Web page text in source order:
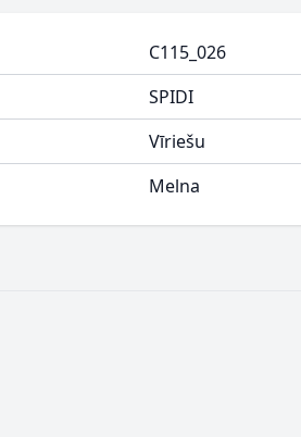
C115_026
SPIDI
Vīriešu
Melna